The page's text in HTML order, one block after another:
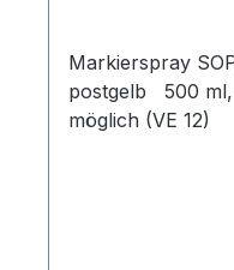
Markierspray
postgelb 500 ml,
möglich (VE 12)